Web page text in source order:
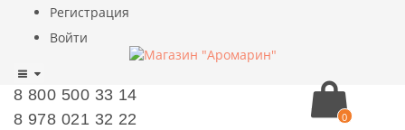
Регистрация
Войти
8 800 500 33 14
8 978 021 32 22
0